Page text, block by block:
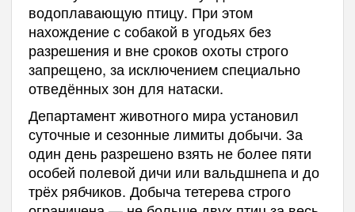
водоплавающую птицу. При этом
нахождение с собакой в угодьях без
разрешения и вне сроков охоты строго
запрещено, за исключением специально
отведённых зон для натаски.
Департамент животного мира установил
суточные и сезонные лимиты добычи. За
один день разрешено взять не более пяти
особей полевой дичи или вальдшнепа и до
трёх рябчиков. Добыча тетерева строго